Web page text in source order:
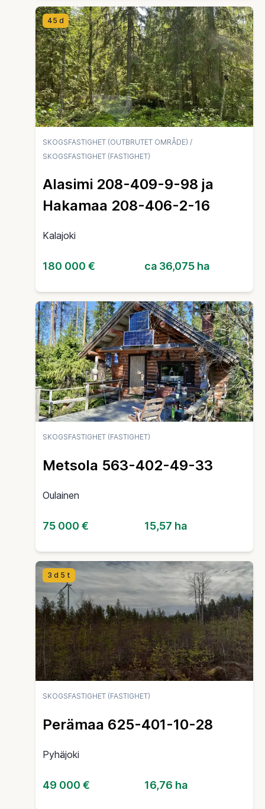
45 d
SKOGSFASTIGHET (OUTBRUTET OMRÅDE) /
SKOGSFASTIGHET (FASTIGHET)
Alasimi 208-409-9-98 ja
Hakamaa 208-406-2-16
Kalajoki
180 000 € ca 36,075 ha
SKOGSFASTIGHET (FASTIGHET)
Metsola 563-402-49-33
Oulainen
75 000 € 15,57 ha
3 d 5 t
SKOGSFASTIGHET (FASTIGHET)
Perämaa 625-401-10-28
Pyhäjoki
49 000 € 16,76 ha